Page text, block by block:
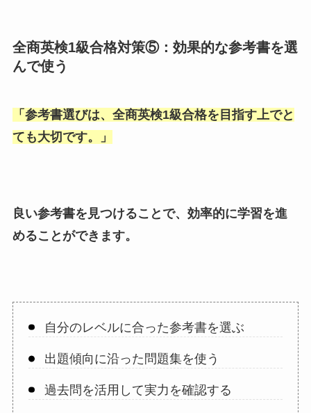
全商英検1級合格対策⑤：効果的な参考書を選
んで使う
「 参考書選びは、全商英検1級合格を目指す上でと
ても大切です。
」
良い参考書を見つけることで、効率的に学習を進
めることができます。
自分のレベルに合った参考書を選ぶ
出題傾向に沿った問題集を使う
過去問を活用して実力を確認する